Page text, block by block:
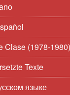
Clase (1978-1980)
Texte
языке